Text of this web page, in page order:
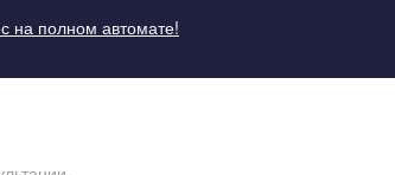
на полном автомате!